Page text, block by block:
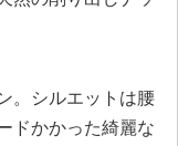
。シルエットは腰
ドかかった綺麗な